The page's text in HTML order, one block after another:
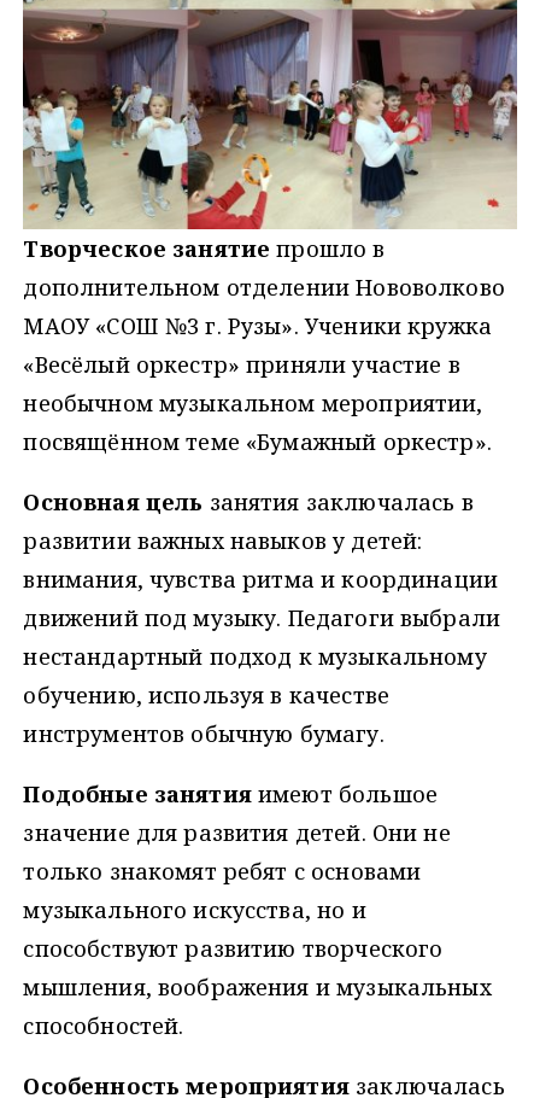
Творческое занятие прошло в
дополнительном отделении Нововолково
МАОУ «СОШ №3 г. Рузы». Ученики кружка
«Весёлый оркестр» приняли участие в
необычном музыкальном мероприятии,
посвящённом теме «Бумажный оркестр».
Основная цель занятия заключалась в
развитии важных навыков у детей:
внимания, чувства ритма и координации
движений под музыку. Педагоги выбрали
нестандартный подход к музыкальному
обучению, используя в качестве
инструментов обычную бумагу.
Подобные занятияимеют большое
значение для развития детей. Они не
только знакомят ребят с основами
музыкального искусства, но и
способствуют развитию творческого
мышления, воображения и музыкальных
способностей.
Особенность мероприятиязаключалась